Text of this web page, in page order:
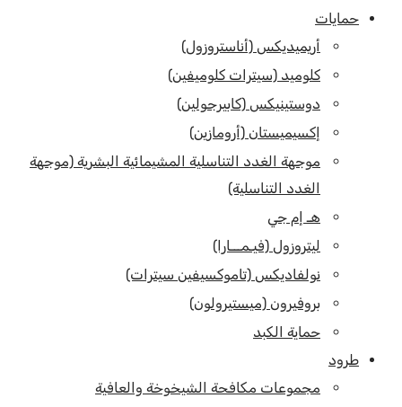
حمايات
أريميديكس (أناستروزول)
كلوميد (سيترات كلوميفين)
دوستينيكس (كابيرجولين)
إكسيميستان (أرومازين)
موجهة الغدد التناسلية المشيمائية البشرية (موجهة
الغدد التناسلية)
هـ إم جي
ليتروزول (فيـمـــارا)
نولفاديكس (تاموكسيفين سيترات)
بروفيرون (ميستيرولون)
حماية الكبد
طرود
مجموعات مكافحة الشيخوخة والعافية